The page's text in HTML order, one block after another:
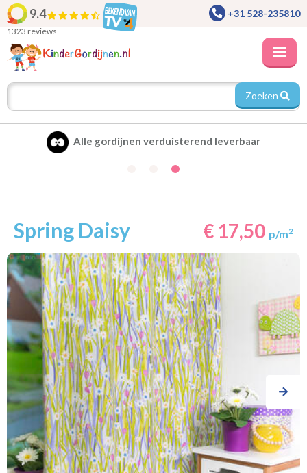
9.4
1323 reviews
+31 528-235810
Zoeken
Alle gordijnen verduisterend leverbaar
Spring Daisy € 17,50 p/m2